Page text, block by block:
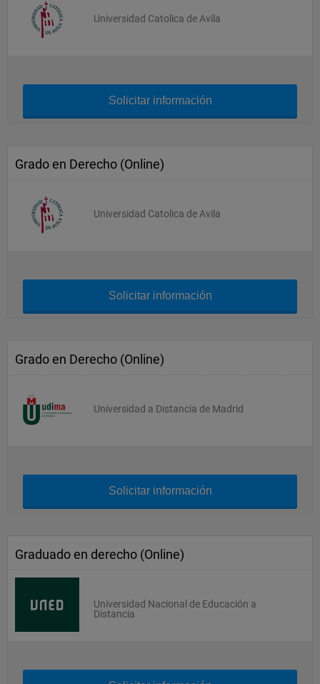
Universidad Catolica de Avila
Solicitar información
Grado en Derecho (Online)
Universidad Catolica de Avila
Solicitar información
Grado en Derecho (Online)
Universidad a Distancia de Madrid
Solicitar información
Graduado en derecho (Online)
Universidad Nacional de Educación a
Distancia